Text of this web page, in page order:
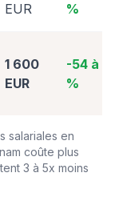
EUR
%
1 600
EUR
-54 à -
%
salariales en
coûte plus
3 à 5x moins